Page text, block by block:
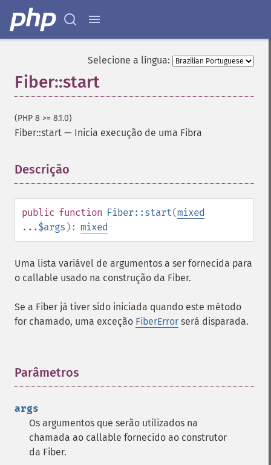
Selecione a língua:
Fiber::start
(PHP 8 >= 8.1.0)
Fiber::start — Inicia execução de uma Fibra
Descrição
public function Fiber::start(mixed
...$args ): mixed
Uma lista variável de argumentos a ser fornecida para
o callable usado na construção da Fiber.
Se a Fiber já tiver sido iniciada quando este método
for chamado, uma exceção FiberError será disparada.
Parâmetros
args
Os argumentos que serão utilizados na
chamada ao callable fornecido ao construtor
da Fiber.